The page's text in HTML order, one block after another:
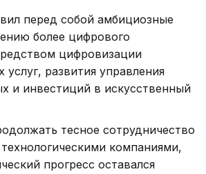
перед собой амбициозные
более цифрового
цифровизации
услуг, развития управления
и инвестиций в искусственный
тесное сотрудничество
компаниями,
прогресс оставался